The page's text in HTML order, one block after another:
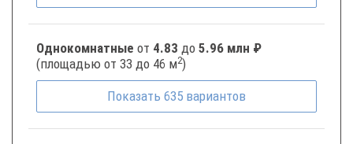
Однокомнатные от 4.83 до 5.96 млн ₽
(площадью от 33 до 46 м2)
Показать 635 вариантов